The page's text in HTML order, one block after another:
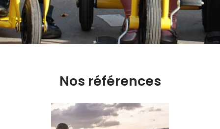
Nos références